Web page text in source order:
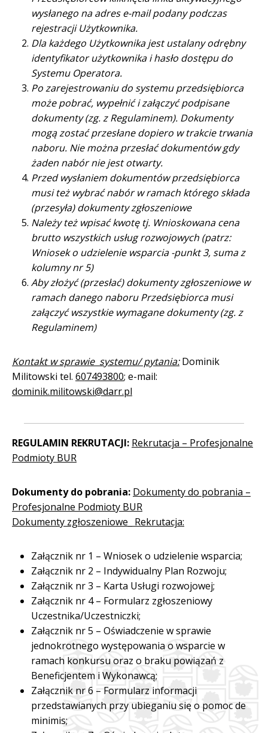
wysłanego na adres e-mail podany podczas
rejestracji Użytkownika.
Dla każdego Użytkownika jest ustalany odrębny
identyfikator użytkownika i hasło dostępu do
Systemu Operatora.
Po zarejestrowaniu do systemu przedsiębiorca
może pobrać, wypełnić i załączyć podpisane
dokumenty (zg. z Regulaminem). Dokumenty
mogą zostać przesłane dopiero w trakcie trwania
naboru. Nie można przesłać dokumentów gdy
żaden nabór nie jest otwarty.
Przed wysłaniem dokumentów przedsiębiorca
musi też wybrać nabór w ramach którego składa
(przesyła) dokumenty zgłoszeniowe
Należy też wpisać kwotę tj. Wnioskowana cena
brutto wszystkich usług rozwojowych (patrz:
Wniosek o udzielenie wsparcia -punkt 3, suma z
kolumny nr 5)
Aby złożyć (przesłać) dokumenty zgłoszeniowe w
ramach danego naboru Przedsiębiorca musi
załączyć wszystkie wymagane dokumenty (zg. z
Regulaminem)
Kontakt w sprawie systemu/ pytania: Dominik
Militowski tel. 607493800; e-mail:
dominik.militowski@darr.pl
REGULAMIN REKRUTACJI: Rekrutacja – Profesjonalne
Podmioty BUR
Dokumenty do pobrania: Dokumenty do pobrania –
Profesjonalne Podmioty BUR
Dokumenty zgłoszeniowe_ Rekrutacja:
Załącznik nr 1 – Wniosek o udzielenie wsparcia;
Załącznik nr 2 – Indywidualny Plan Rozwoju;
Załącznik nr 3 – Karta Usługi rozwojowej;
Załącznik nr 4 – Formularz zgłoszeniowy
Uczestnika/Uczestniczki;
Załącznik nr 5 – Oświadczenie w sprawie
jednokrotnego występowania o wsparcie w
ramach konkursu oraz o braku powiązań z
Beneficjentem i Wykonawcą;
Załącznik nr 6 – Formularz informacji
przedstawianych przy ubieganiu się o pomoc de
minimis;